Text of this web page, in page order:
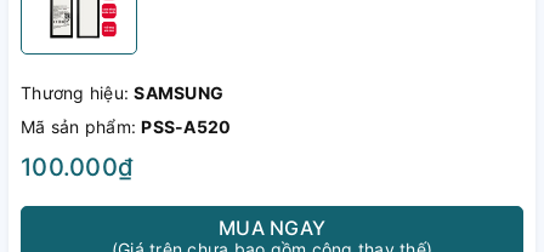
Thương hiệu:SAMSUNG
Mã sản phẩm:PSS-A520
100.000₫
MUA NGAY